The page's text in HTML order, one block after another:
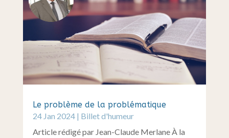
Le problème de la problématique
24 Jan 2024| Billet d'humeur
Article rédigé par Jean-Claude Merlane À la